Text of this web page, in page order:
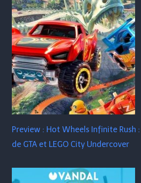
Preview : Hot Wheels Infinite Rush
de GTA et LEGO City Undercover